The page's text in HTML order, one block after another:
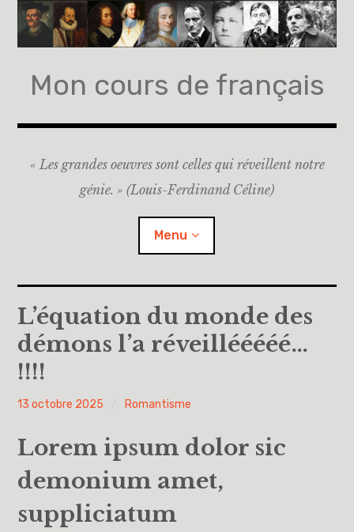
Accéder
contenu
Mon cours de français
« Les grandes oeuvres sont celles qui réveillent notre
génie. » (Louis-Ferdinand Céline)
Menu
Accueil
A propos
Vous avez dit UAA ?
UAA1
L’équation du monde des
démons l’a réveillééééé…
!!!!
PYH
13 octobre 2025 Romantisme
Lorem ipsum dolor sic
demonium amet,
suppliciatum